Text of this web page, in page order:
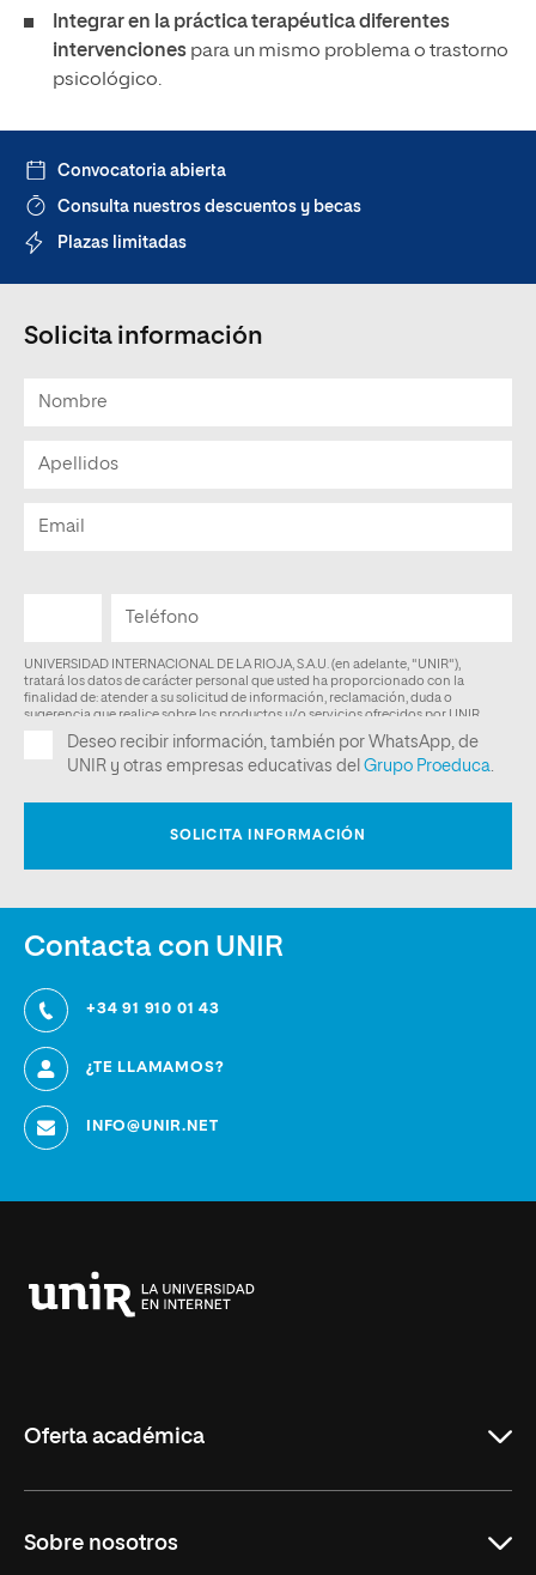
Integrar en la práctica terapéutica diferentes
intervenciones para un mismo problema o trastorno
psicológico.
Convocatoria abierta
Consulta nuestros descuentos y becas
Plazas limitadas
Solicita información
Contacta con UNIR
+34 91 910 01 43
¿TE LLAMAMOS?
INFO@UNIR.NET
Oferta académica
Derecho
Sobre nosotros